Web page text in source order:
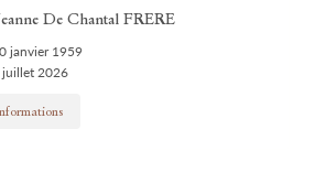
De Chantal FRERE
janvier 1959
2026